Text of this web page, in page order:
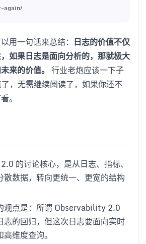
again/
用一句话来总结： 日志的价值不仅
如果日志是面向分析的，那就极大
来的价值。 行业老炮应该一下子
，无需继续阅读了，如果你还不
。
的讨论核心，是从日志、指标、
散数据，转向更统一、更宽的结构
观点是：所谓 Observability 2.0
志的回归，但这次日志要面向实时
维度查询。